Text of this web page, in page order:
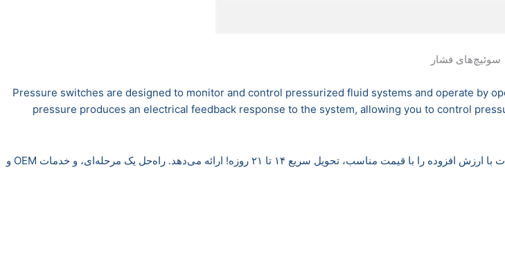
سوئیچ‌های فشار
Pressure switches are designed to monitor and control pressurized fluid systems and operate by
pressure produces an electrical feedback response to the system, allowing you to control
رگال، سوئیچ سنسور فشار هوا، سوئیچ فشار آب، سوئیچ سنسور سطح آب، سنسور جریان و محصولات با ارزش افزوده را با قیمت مناسب، تحویل سریع ۱۴ تا ۲۱ روزه! ارائه می‌دهد. راه‌حل یک مرحله‌ای، و خدمات OEM و